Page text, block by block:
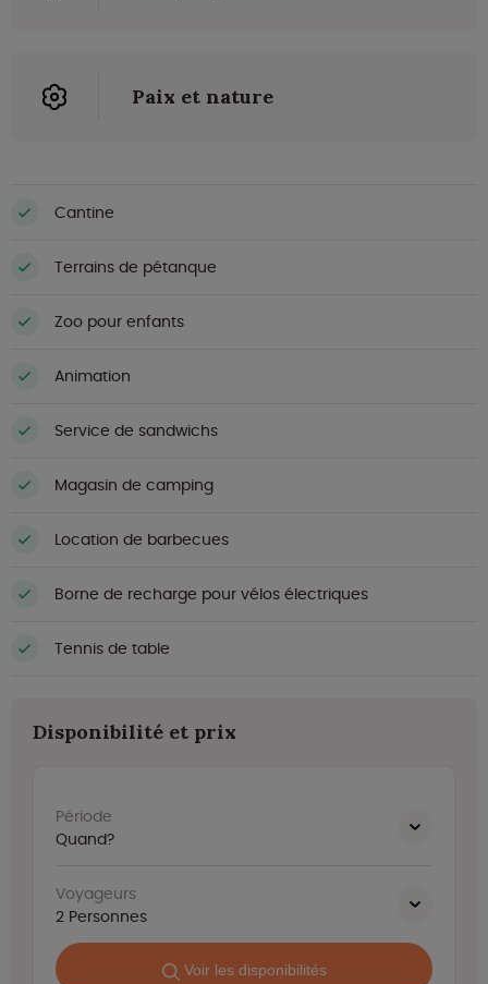
Paix et nature
Cantine
Terrains de pétanque
Zoo pour enfants
Animation
Service de sandwichs
Magasin de camping
Location de barbecues
Borne de recharge pour vélos électriques
Tennis de table
Disponibilité et prix
Période
Quand?
Voyageurs
2 Personnes
Voir les disponibilités